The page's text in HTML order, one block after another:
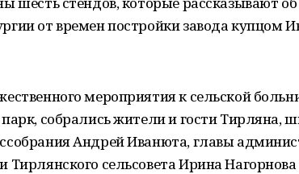
от времен постройки завода купцом
мероприятия к сельской
собрались жители и гости Тирляна,
Андрей Иванюта, главы
сельсовета Ирина